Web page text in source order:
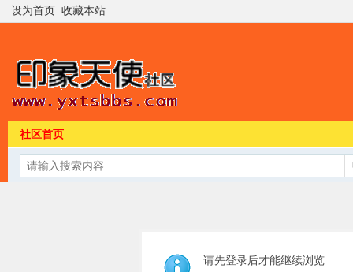
设为首页 收藏本站
社区首页
请先登录后才能继续浏览